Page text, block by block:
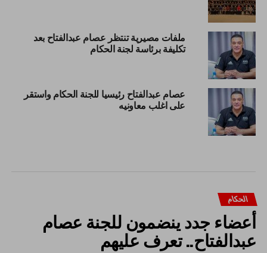
ملفات مصيرية تنتظر عصام عبدالفتاح بعد
تكليفة برئاسة لجنة الحكام
عصام عبدالفتاح رئيسيا للجنة الحكام واستقر
على اغلب معاونيه
الحكام
أعضاء جدد ينضمون للجنة عصام
عبدالفتاح.. تعرف عليهم